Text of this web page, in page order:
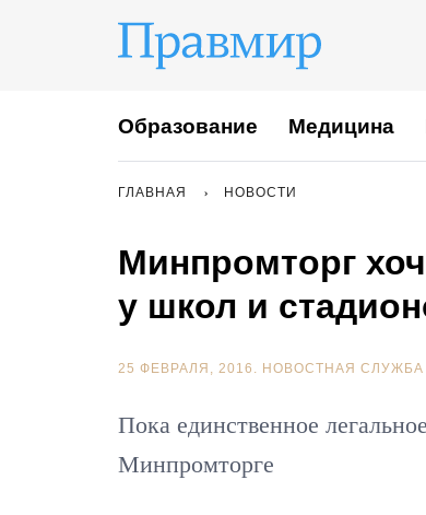
Образование Медицина
ГЛАВНАЯ НОВОСТИ
Минпромторг
у школ и
25 ФЕВРАЛЯ, 2016. НОВОСТНАЯ СЛУЖБА
Пока единственное
Минпромторге